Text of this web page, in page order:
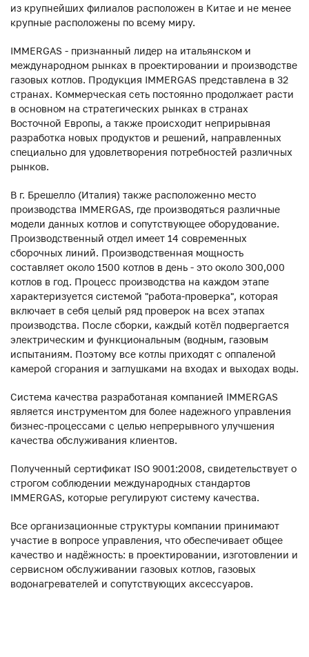
из крупнейших филиалов расположен в Китае и не менее
крупные расположены по всему миру.
IMMERGAS - признанный лидер на итальянском и
международном рынках в проектировании и производстве
газовых котлов. Продукция IMMERGAS представлена в 32
странах. Коммерческая сеть постоянно продолжает расти
в основном на стратегических рынках в странах
Восточной Европы, а также происходит неприрывная
разработка новых продуктов и решений, направленных
специально для удовлетворения потребностей различных
рынков.
В г. Брешелло (Италия) также расположенно место
производства IMMERGAS, где производяться различные
модели данных котлов и сопутствующее оборудование.
Производственный отдел имеет 14 современных
сборочных линий. Производственная мощность
составляет около 1500 котлов в день - это около 300,000
котлов в год. Процесс производства на каждом этапе
характеризуется системой "работа-проверка", которая
включает в себя целый ряд проверок на всех этапах
производства. После сборки, каждый котёл подвергается
электрическим и функциональным (водным, газовым
испытаниям. Поэтому все котлы приходят с оппаленой
камерой сгорания и заглушками на входах и выходах воды.
Система качества разработаная компанией IMMERGAS
является инструментом для более надежного управления
бизнес-процессами с целью непрерывного улучшения
качества обслуживания клиентов.
Полученный сертификат ISO 9001:2008, свидетельствует о
строгом соблюдении международных стандартов
IMMERGAS, которые регулируют систему качества.
Все организационные структуры компании принимают
участие в вопросе управления, что обеспечивает общее
качество и надёжность: в проектировании, изготовлении и
сервисном обслуживании газовых котлов, газовых
водонагревателей и сопутствующих аксессуаров.